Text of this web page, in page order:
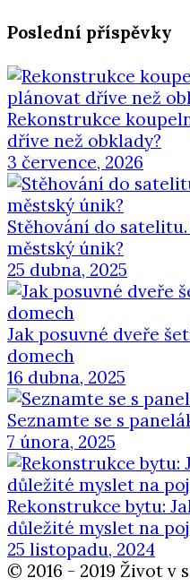
Poslední příspěvky
Rekonstrukce
dříve než obklady?
3 července, 2026
Stěhování do
městský únik?
25 dubna, 2025
Jak posuvné dveře
domech
16 dubna, 2025
Seznamte se s
7 února, 2025
Rekonstrukce bytu:
důležité myslet na
25 listopadu, 2024
© 2016 - 2019 Život v